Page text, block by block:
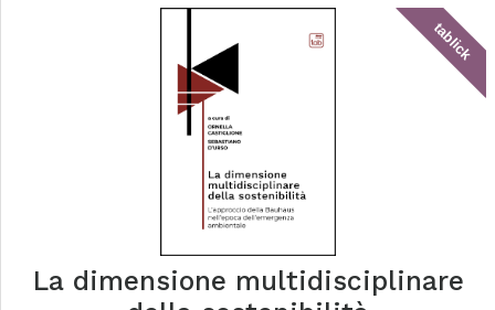
tablick
La dimensione multidisciplinare